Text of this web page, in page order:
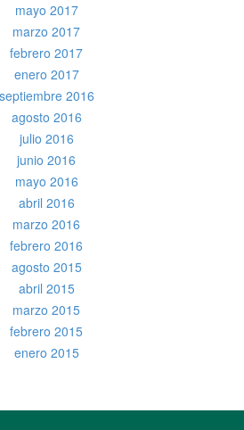
mayo 2017
marzo 2017
febrero 2017
enero 2017
septiembre 2016
agosto 2016
julio 2016
junio 2016
mayo 2016
abril 2016
marzo 2016
febrero 2016
agosto 2015
abril 2015
marzo 2015
febrero 2015
enero 2015